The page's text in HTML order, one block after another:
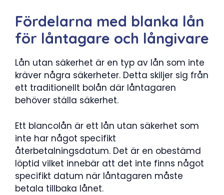
Fördelarna med blanka lån
för låntagare och långivare
Lån utan säkerhet är en typ av lån som inte
kräver några säkerheter. Detta skiljer sig från
ett traditionellt bolån där låntagaren
behöver ställa säkerhet.
Ett blancolån är ett lån utan säkerhet som
inte har något specifikt
återbetalningsdatum. Det är en obestämd
löptid vilket innebär att det inte finns något
specifikt datum när låntagaren måste
betala tillbaka lånet.